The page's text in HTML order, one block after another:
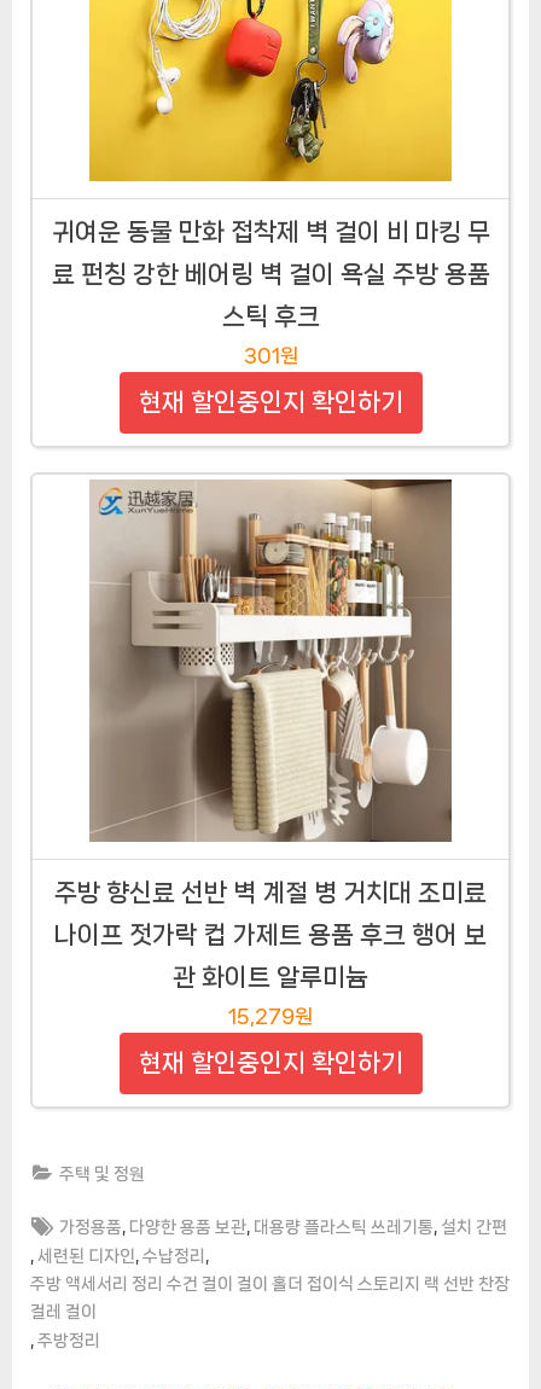
귀여운 동물 만화 접착제 벽 걸이 비 마킹 무
료 펀칭 강한 베어링 벽 걸이 욕실 주방 용품
스틱 후크
301원
현재 할인중인지 확인하기
주방 향신료 선반 벽 계절 병 거치대 조미료
나이프 젓가락 컵 가제트 용품 후크 행어 보
관 화이트 알루미늄
15,279원
현재 할인중인지 확인하기
주택 및 정원
Tags:
가정용품 다양한 용품 보관 대용량 플라스틱 쓰레기통 설치 간편
세련된 디자인 수납정리
주방 액세서리 정리 수건 걸이 걸이 홀더 접이식 스토리지 랙 선반 찬장
걸레 걸이
주방정리